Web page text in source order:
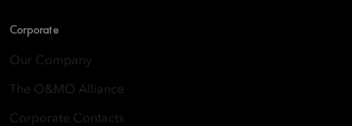
Corporate
Our Company
The O&MO Alliance
Corporate Contacts